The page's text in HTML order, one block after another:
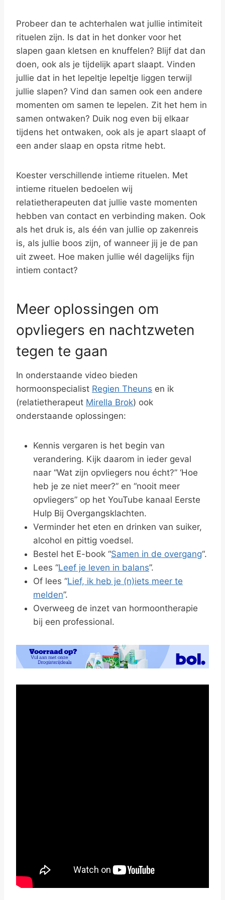
Probeer dan te achterhalen wat jullie intimiteit
rituelen zijn. Is dat in het donker voor het
slapen gaan kletsen en knuffelen? Blijf dat dan
doen, ook als je tijdelijk apart slaapt. Vinden
jullie dat in het lepeltje lepeltje liggen terwijl
jullie slapen? Vind dan samen ook een andere
momenten om samen te lepelen. Zit het hem in
samen ontwaken? Duik nog even bij elkaar
tijdens het ontwaken, ook als je apart slaapt of
een ander slaap en opsta ritme hebt.
Koester verschillende intieme rituelen. Met
intieme rituelen bedoelen wij
relatietherapeuten dat jullie vaste momenten
hebben van contact en verbinding maken. Ook
als het druk is, als één van jullie op zakenreis
is, als jullie boos zijn, of wanneer jij je de pan
uit zweet. Hoe maken jullie wél dagelijks fijn
intiem contact?
Meer oplossingen om
opvliegers en nachtzweten
tegen te gaan
In onderstaande video bieden
hormoonspecialist Regien Theuns en ik
(relatietherapeut Mirella Brok) ook
onderstaande oplossingen:
Kennis vergaren is het begin van
verandering. Kijk daarom in ieder geval
naar “Wat zijn opvliegers nou écht?” ‘Hoe
heb je ze niet meer?” en “nooit meer
opvliegers” op het YouTube kanaal Eerste
Hulp Bij Overgangsklachten.
Verminder het eten en drinken van suiker,
alcohol en pittig voedsel.
Bestel het E-book “Samen in de overgang“.
Lees “Leef je leven in balans”.
Of lees “Lief, ik heb je (n)iets meer te
melden”.
Overweeg de inzet van hormoontherapie
bij een professional.